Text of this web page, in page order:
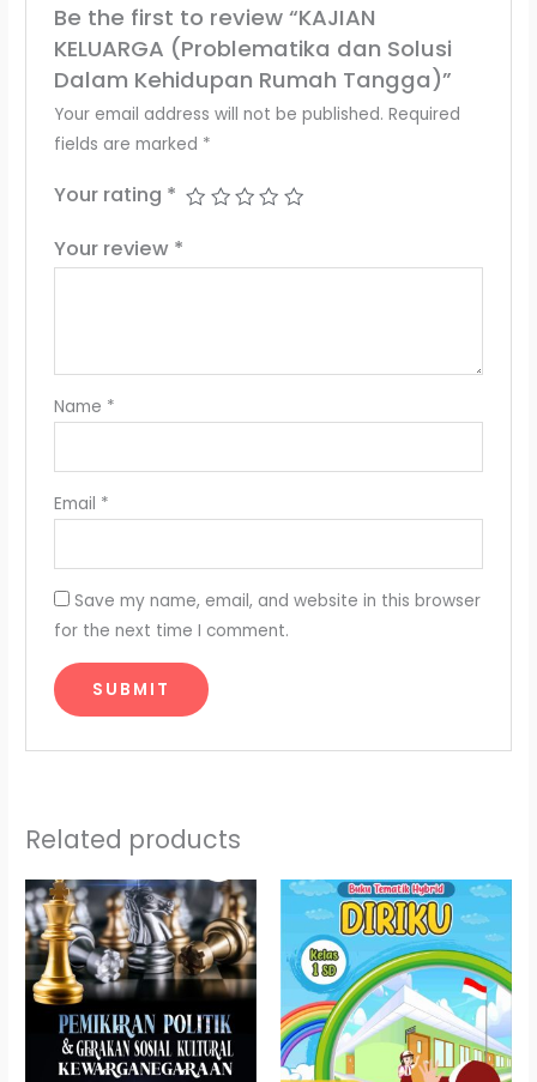
Be the first to review “KAJIAN
KELUARGA (Problematika dan Solusi
Dalam Kehidupan Rumah Tangga)”
Your email address will not be published. Required
fields are marked *
Your rating *
Your review *
Name *
Email *
Save my name, email, and website in this browser
for the next time I comment.
Related products